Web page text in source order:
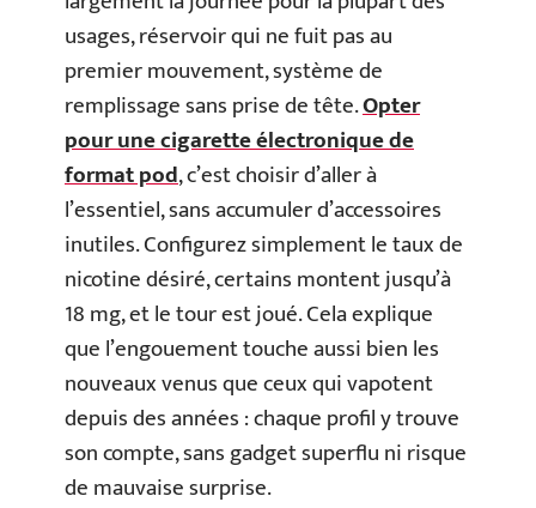
usages, réservoir qui ne fuit pas au
premier mouvement, système de
remplissage sans prise de tête.Opter
pour une cigarette électronique de
format pod, c’est choisir d’aller à
l’essentiel, sans accumuler d’accessoires
inutiles. Configurez simplement le taux de
nicotine désiré, certains montent jusqu’à
18 mg, et le tour est joué. Cela explique
que l’engouement touche aussi bien les
nouveaux venus que ceux qui vapotent
depuis des années : chaque profil y trouve
son compte, sans gadget superflu ni risque
de mauvaise surprise.